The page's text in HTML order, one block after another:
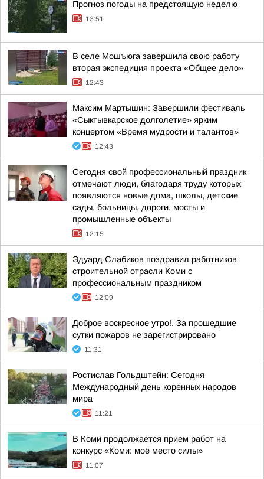
Прогноз погоды на предстоящую неделю
13:51
В селе Мошъюга завершила свою работу
вторая экспедиция проекта «Общее дело»
12:43
Максим Мартышин: Завершили фестиваль
«Сыктывкарское долголетие» ярким
концертом «Время мудрости и талантов»
12:43
Сегодня свой профессиональный праздник
отмечают люди, благодаря труду которых
появляются новые дома, школы, детские
сады, больницы, дороги, мосты и
промышленные объекты
12:15
Эдуард Слабиков поздравил работников
строительной отрасли Коми с
профессиональным праздником
12:09
Доброе воскресное утро!. За прошедшие
сутки пожаров не зарегистрировано
11:31
Ростислав Гольдштейн: Сегодня
Международный день коренных народов
мира
11:21
В Коми продолжается прием работ на
конкурс «Коми: моё место силы»
11:07